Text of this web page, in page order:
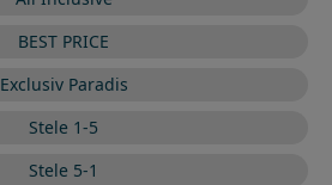
BEST PRICE
Exclusiv Paradis
Stele 1-5
Stele 5-1